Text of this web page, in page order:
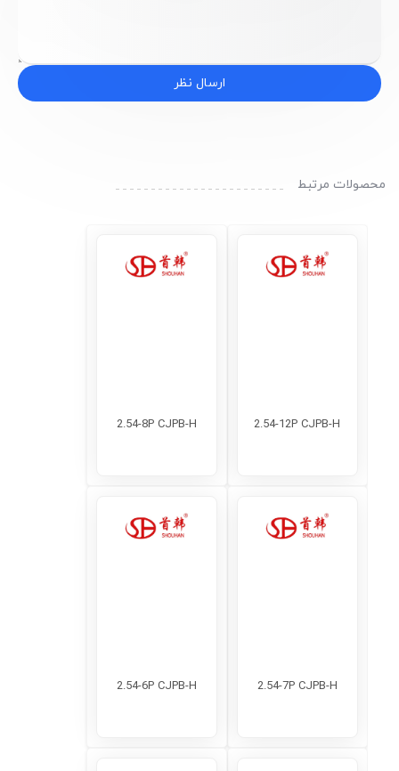
ارسال نظر
محصولات مرتبط
2.54-12P CJPB-H
2.54-8P CJPB-H
2.54-7P CJPB-H
2.54-6P CJPB-H